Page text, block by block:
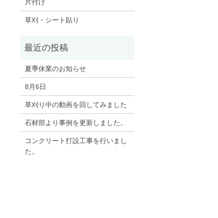
片付け
草刈・シート貼り
夏季休業のお知らせ
8月6日
草刈り中の動画を回してみました
石材部より事例を更新しました。
コンクリート打設工事を行いまし
た。